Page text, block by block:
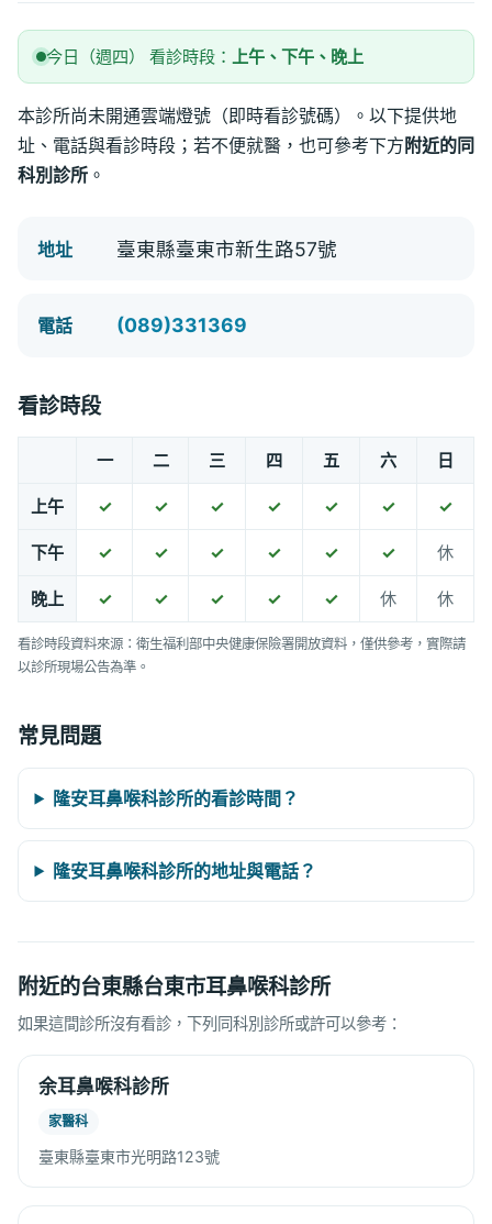
今日（週四） 看診時段： 上午、下午、晚上
本診所尚未開通雲端燈號（即時看診號碼）。以下提供地
址、電話與看診時段；若不便就醫，也可參考下方 附近的同
科別診所 。
地址 臺東縣臺東市新生路57號
電話 (089)331369
看診時段
一 二 三 四 五 六 日
上午 ✓ ✓ ✓ ✓ ✓ ✓ ✓
下午 ✓ ✓ ✓ ✓ ✓ ✓ 休
晚上 ✓ ✓ ✓ ✓ ✓ 休 休
看診時段資料來源：衛生福利部中央健康保險署開放資料，僅供參考，實際請
以診所現場公告為準。
常見問題
隆安耳鼻喉科診所的看診時間？
隆安耳鼻喉科診所的地址與電話？
附近的台東縣台東市耳鼻喉科診所
如果這間診所沒有看診，下列同科別診所或許可以參考：
余耳鼻喉科診所
家醫科
臺東縣臺東市光明路123號